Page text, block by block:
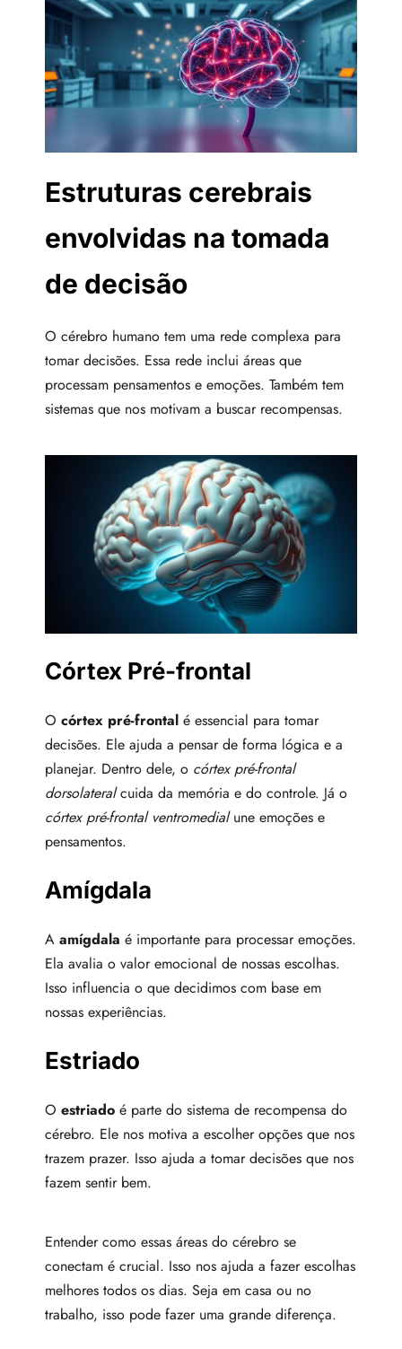
Estruturas cerebrais
envolvidas na tomada
de decisão
O cérebro humano tem uma rede complexa para
tomar decisões. Essa rede inclui áreas que
processam pensamentos e emoções. Também tem
sistemas que nos motivam a buscar recompensas.
Córtex Pré-frontal
O córtex pré-frontal é essencial para tomar
decisões. Ele ajuda a pensar de forma lógica e a
planejar. Dentro dele, o córtex pré-frontal
dorsolateralcuida da memória e do controle. Já o
córtex pré-frontal ventromedialune emoções e
pensamentos.
Amígdala
A amígdala é importante para processar emoções.
Ela avalia o valor emocional de nossas escolhas.
Isso influencia o que decidimos com base em
nossas experiências.
Estriado
O estriado é parte do sistema de recompensa do
cérebro. Ele nos motiva a escolher opções que nos
trazem prazer. Isso ajuda a tomar decisões que nos
fazem sentir bem.
Entender como essas áreas do cérebro se
conectam é crucial. Isso nos ajuda a fazer escolhas
melhores todos os dias. Seja em casa ou no
trabalho, isso pode fazer uma grande diferença.